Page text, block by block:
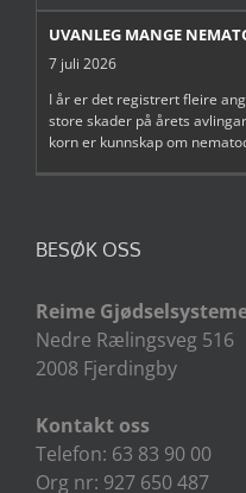
UVANLEG MANGE
7 juli 2026
I år er det registrert fleire
store skader på årets
korn er kunnskap om
BESØK OSS
Reime
Nedre Rælingsveg 516
2008 Fjerdingby
Kontakt oss
Telefon: 63 83 90 00
Org nr: 927 650 487